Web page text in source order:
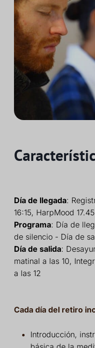
Día de llegada:
16:15, HarpMood
Programa: Día de
de silencio - Día de
Día de salida:
matinal a las 10,
a las 12
Cada día del retiro
Introducción,